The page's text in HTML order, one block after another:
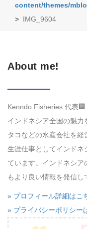
content/themes/
> IMG_9604
About me!
Kenndo Fisheries 代表🏢
インドネシア全国の魅力
タコなどの水産会社を経
生涯仕事としてインドネ
ています。インドネシア
もより良い情報を発信し
» プロフィール詳細はこ
» プライバシーポリシー